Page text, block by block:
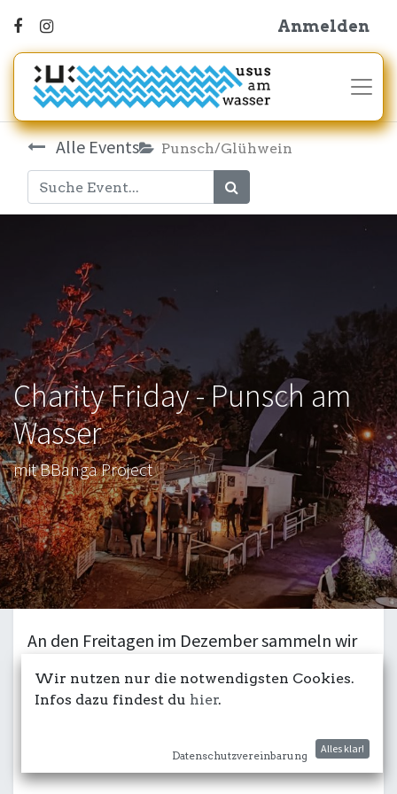
Anmelden
Alle Events Punsch/Glühwein
Charity Friday - Punsch am
Wasser
mit BBanga Project
An den Freitagen im Dezember sammeln wir
BBanga Project:
eine selbstbestimmte Zukunft für alle Kinder
Wir nutzen nur die notwendigsten Cookies.
Infos dazu findest du hier.
Datenschutzvereinbarung
Alles klar!